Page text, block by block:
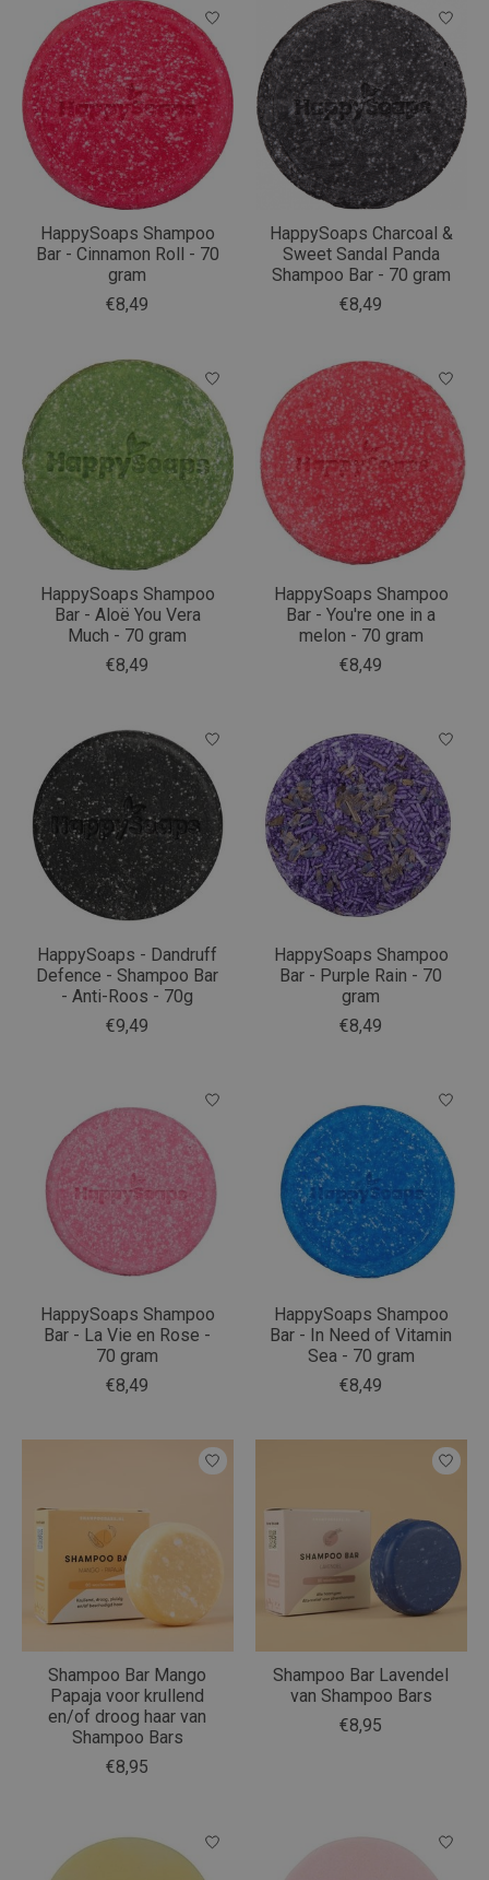
HappySoaps Shampoo
Bar - Cinnamon Roll - 70
gram
€8,49
HappySoaps Charcoal &
Sweet Sandal Panda
Shampoo Bar - 70 gram
€8,49
HappySoaps Shampoo
Bar - Aloë You Vera
Much - 70 gram
€8,49
HappySoaps Shampoo
Bar - You're one in a
melon - 70 gram
€8,49
HappySoaps - Dandruff
Defence - Shampoo Bar
- Anti-Roos - 70g
€9,49
HappySoaps Shampoo
Bar - Purple Rain - 70
gram
€8,49
HappySoaps Shampoo
Bar - La Vie en Rose -
70 gram
€8,49
HappySoaps Shampoo
Bar - In Need of Vitamin
Sea - 70 gram
€8,49
Shampoo Bar Mango
Papaja voor krullend
en/of droog haar van
Shampoo Bars
€8,95
Shampoo Bar Lavendel
van Shampoo Bars
€8,95